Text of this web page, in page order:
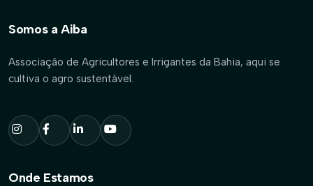
Somos a Aiba
Associação de Agricultores e Irrigantes da Bahia, aqui se
cultiva o agro sustentável.
Onde Estamos